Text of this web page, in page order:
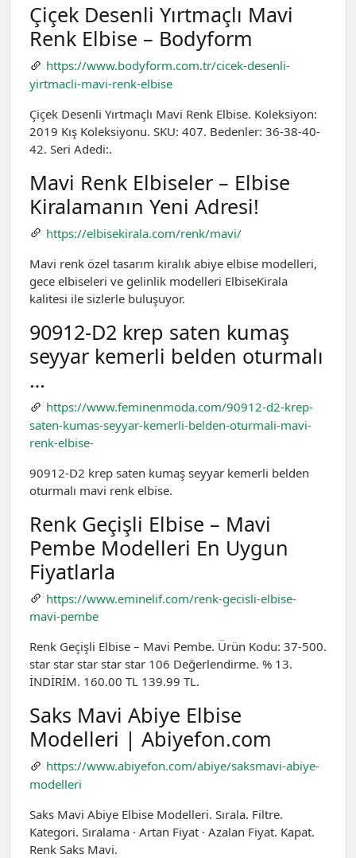
Çiçek Desenli Yırtmaçlı Mavi
Renk Elbise – Bodyform
https://www.bodyform.com.tr/cicek-desenli-
yirtmacli-mavi-renk-elbise
Çiçek Desenli Yırtmaçlı Mavi Renk Elbise. Koleksiyon:
2019 Kış Koleksiyonu. SKU: 407. Bedenler: 36-38-40-
42. Seri Adedi:.
Mavi Renk Elbiseler – Elbise
Kiralamanın Yeni Adresi!
https://elbisekirala.com/renk/mavi/
Mavi renk özel tasarım kiralık abiye elbise modelleri,
gece elbiseleri ve gelinlik modelleri ElbiseKirala
kalitesi ile sizlerle buluşuyor.
90912-D2 krep saten kumaş
seyyar kemerli belden oturmalı
…
https://www.feminenmoda.com/90912-d2-krep-
saten-kumas-seyyar-kemerli-belden-oturmali-mavi-
renk-elbise-
90912-D2 krep saten kumaş seyyar kemerli belden
oturmalı mavi renk elbise.
Renk Geçişli Elbise – Mavi
Pembe Modelleri En Uygun
Fiyatlarla
https://www.eminelif.com/renk-gecisli-elbise-
mavi-pembe
Renk Geçişli Elbise – Mavi Pembe. Ürün Kodu: 37-500.
star star star star star 106 Değerlendirme. % 13.
İNDİRİM. 160.00 TL 139.99 TL.
Saks Mavi Abiye Elbise
Modelleri | Abiyefon.com
https://www.abiyefon.com/abiye/saksmavi-abiye-
modelleri
Saks Mavi Abiye Elbise Modelleri. Sırala. Filtre.
Kategori. Sıralama · Artan Fiyat · Azalan Fiyat. Kapat.
Renk Saks Mavi.